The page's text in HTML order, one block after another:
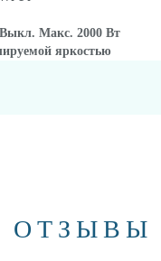
Макс. 2000 Вт
яркостью
ОТЗЫВЫ